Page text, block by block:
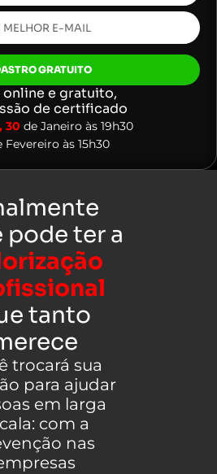
GRATUITO
online e gratuito,
de certificado
30 de Janeiro às 19h30
às 15h30
pode ter a
tanto
trocará sua
para ajudar
em larga
com a
nas